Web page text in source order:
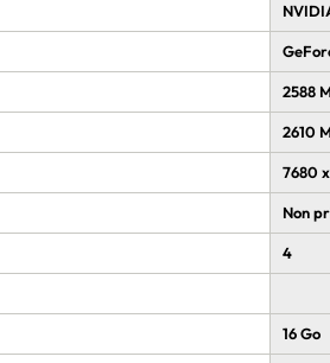
2588
2610
7680
Non
4
16 Go